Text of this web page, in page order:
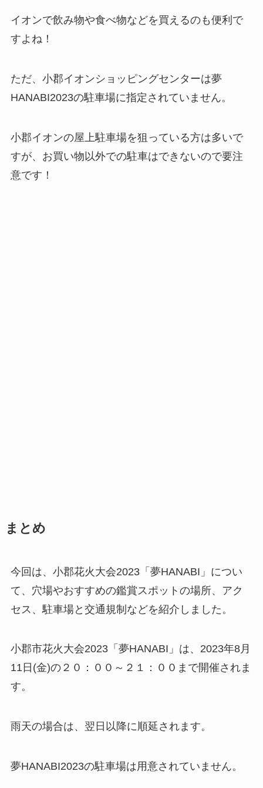
イオンで飲み物や食べ物などを買えるのも便利で
すよね！
ただ、小郡イオンショッピングセンターは夢
HANABI2023の駐車場に指定されていません。
小郡イオンの屋上駐車場を狙っている方は多いで
すが、お買い物以外での駐車はできないので要注
意です！
まとめ
今回は、小郡花火大会2023「夢HANABI」につい
て、穴場やおすすめの鑑賞スポットの場所、アク
セス、駐車場と交通規制などを紹介しました。
小郡市花火大会2023「夢HANABI」は、 2023年8月
11日(金)の２０：００～２１：００まで開催されま
す。
雨天の場合は、翌日以降に順延されます。
夢HANABI2023の駐車場は用意されていません。